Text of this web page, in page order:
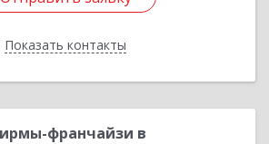
Показать контакты
Назад
франчайзи в